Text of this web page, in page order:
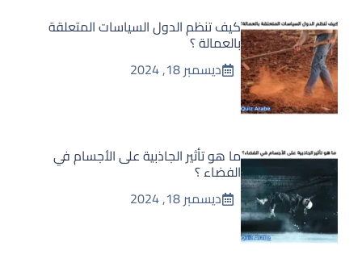
كيف تنظم الدول السياسات المتعلقة
بالعمالة ؟
ديسمبر 18, 2024
ما هو تأثير الجاذبية على الأجسام في
الفضاء ؟
ديسمبر 18, 2024